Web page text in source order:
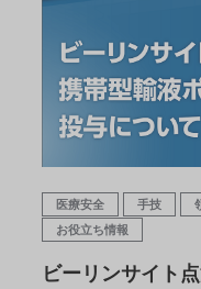
医療安全 手技
お役立ち情報
ビーリンサイト